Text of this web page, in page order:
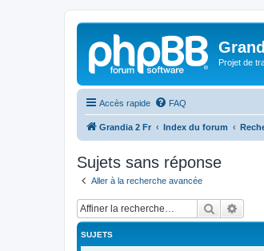
Projet de
Accès rapide FAQ
Grandia 2 Fr Index du forum
Sujets sans réponse
Aller à la recherche avancée
Rechercher
SUJETS